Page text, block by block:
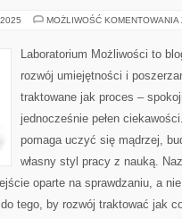
MOŻLIWOŚĆ KOMENTOWANIA
Laboratorium Możliwości to
rozwój umiejętności i
traktowane jak proces –
jednocześnie pełen
pomaga uczyć się mądrzej,
własny styl pracy z nauką.
oparte na sprawdzaniu, a
tego, by rozwój traktować jak